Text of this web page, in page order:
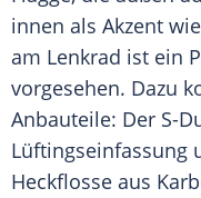
innen als Akzent
am Lenkrad ist ein
vorgesehen. Dazu
Anbauteile: Der S-
Lüftingseinfassung
Heckflosse aus